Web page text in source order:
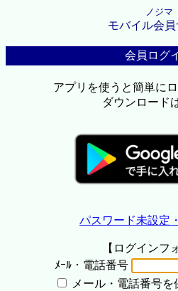
ノジマ
モバイル会員
会員ログ
アプリを使うと簡単に
ダウンロード
パスワード未設定
【ログインフ
ﾒｰﾙ・電話番号
メール・電話番号を